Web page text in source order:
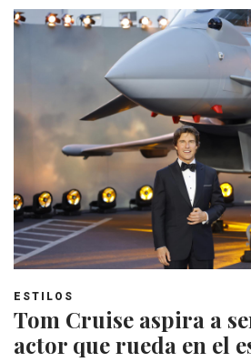
ESTILOS
Tom Cruise aspira a
actor que rueda en el